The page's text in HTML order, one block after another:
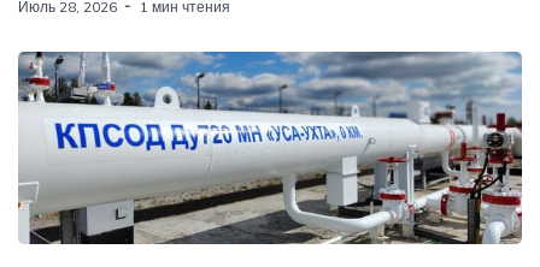
Июль 28, 2026 1 мин чтения